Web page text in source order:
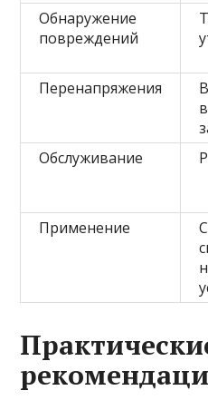
Обнаружение
повреждений
Перенапряжения
Обслуживание
Применение